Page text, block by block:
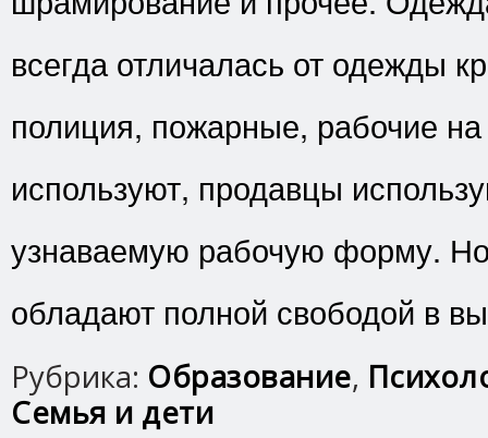
всегда отличалась от одежды
полиция, пожарные, рабочие на
используют, продавцы
узнаваемую рабочую форму.
обладают полной свободой в
Рубрика: Образование,
Семья и дети